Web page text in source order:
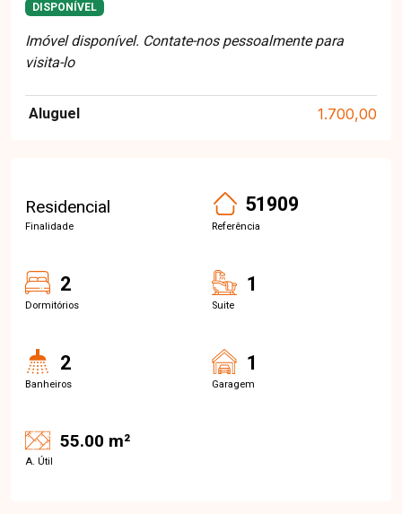
DISPONÍVEL
Imóvel disponível. Contate-nos pessoalmente para
visita-lo
Aluguel 1.700,00
Residencial
Finalidade
51909
Referência
2
Dormitórios
1
Suite
2
Banheiros
1
Garagem
55.00 m²
A. Útil